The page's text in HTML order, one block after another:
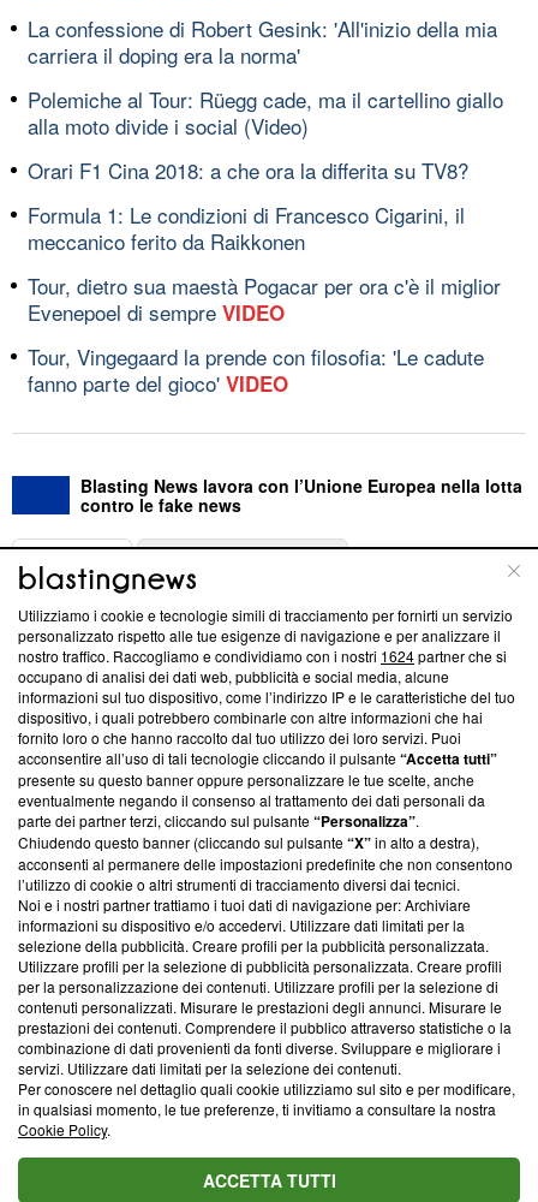
La confessione di Robert Gesink: 'All'inizio della mia
carriera il doping era la norma'
Polemiche al Tour: Rüegg cade, ma il cartellino giallo
alla moto divide i social (Video)
Orari F1 Cina 2018: a che ora la differita su TV8?
Formula 1: Le condizioni di Francesco Cigarini, il
meccanico ferito da Raikkonen
Tour, dietro sua maestà Pogacar per ora c'è il miglior
Evenepoel di sempre VIDEO
Tour, Vingegaard la prende con filosofia: 'Le cadute
fanno parte del gioco' VIDEO
Blasting News lavora con l’Unione Europea nella lotta
contro le fake news
ABOUT
Questa sezione offre informazioni trasparenti su Blasting
News, sui nostri processi editoriali e su come ci impegniamo a
creare news di qualità. Inoltre, afferma la nostra aderenza a
‘Trust Project - News with Integrity’Blasting News non è
ancora membro del programma, ma ha richiesto di farne
parte; Trust Project non ha ancora effettuato una verifica di
conformità agli standard.
Su di noi
Team editoriale
Corporate
Redazione
Informativa Privacy
Cookie Policy
Blasting SA, IDI CHE-247.845.224, Via Carlo Frasca, 3 - 6900
Lugano (Svizzera) Tel:+39 0690258937
© 2026 Blasting News
Utilizziamo i cookie e tecnologie simili di tracciamento per fornirti un servizio
personalizzato rispetto alle tue esigenze di navigazione e per analizzare il
nostro traffico. Raccogliamo e condividiamo con i nostri 1624partner che si
occupano di analisi dei dati web, pubblicità e social media, alcune
informazioni sul tuo dispositivo, come l’indirizzo IP e le caratteristiche del tuo
dispositivo, i quali potrebbero combinarle con altre informazioni che hai
fornito loro o che hanno raccolto dal tuo utilizzo dei loro servizi. Puoi
acconsentire all’uso di tali tecnologie cliccando il pulsante“Accetta tutti”
presente su questo banner oppure personalizzare le tue scelte, anche
eventualmente negando il consenso al trattamento dei dati personali da
parte dei partner terzi, cliccando sul pulsante“Personalizza”.
Chiudendo questo banner (cliccando sul pulsante“X”in alto a destra),
acconsenti al permanere delle impostazioni predefinite che non consentono
l’utilizzo di cookie o altri strumenti di tracciamento diversi dai tecnici.
Noi e i nostri partner trattiamo i tuoi dati di navigazione per: Archiviare
informazioni su dispositivo e/o accedervi. Utilizzare dati limitati per la
selezione della pubblicità. Creare profili per la pubblicità personalizzata.
Utilizzare profili per la selezione di pubblicità personalizzata. Creare profili
per la personalizzazione dei contenuti. Utilizzare profili per la selezione di
contenuti personalizzati. Misurare le prestazioni degli annunci. Misurare le
prestazioni dei contenuti. Comprendere il pubblico attraverso statistiche o la
combinazione di dati provenienti da fonti diverse. Sviluppare e migliorare i
servizi. Utilizzare dati limitati per la selezione dei contenuti.
Per conoscere nel dettaglio quali cookie utilizziamo sul sito e per modificare,
in qualsiasi momento, le tue preferenze, ti invitiamo a consultare la nostra
Cookie Policy.
ACCETTA TUTTI